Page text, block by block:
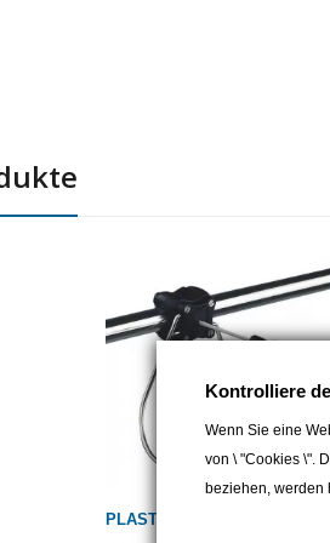
PLASTIMO
Kontrolliere
Wenn Sie eine
von \ "Cookies \".
beziehen, werden